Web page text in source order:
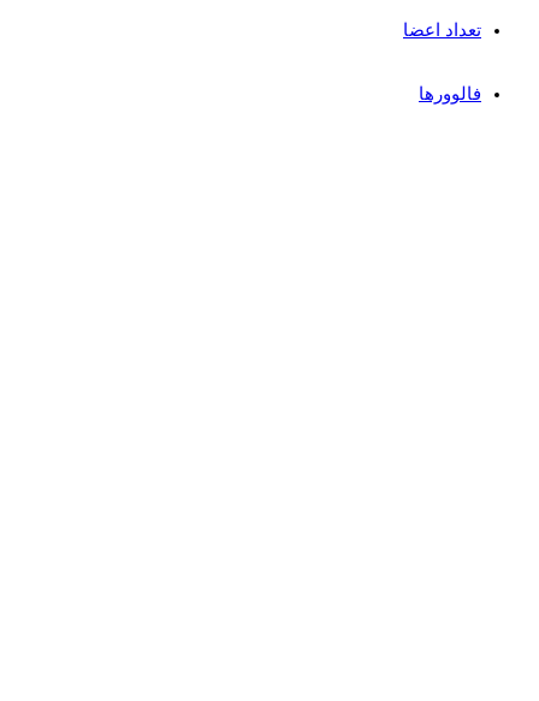
تعداد اعضا
فالوورها